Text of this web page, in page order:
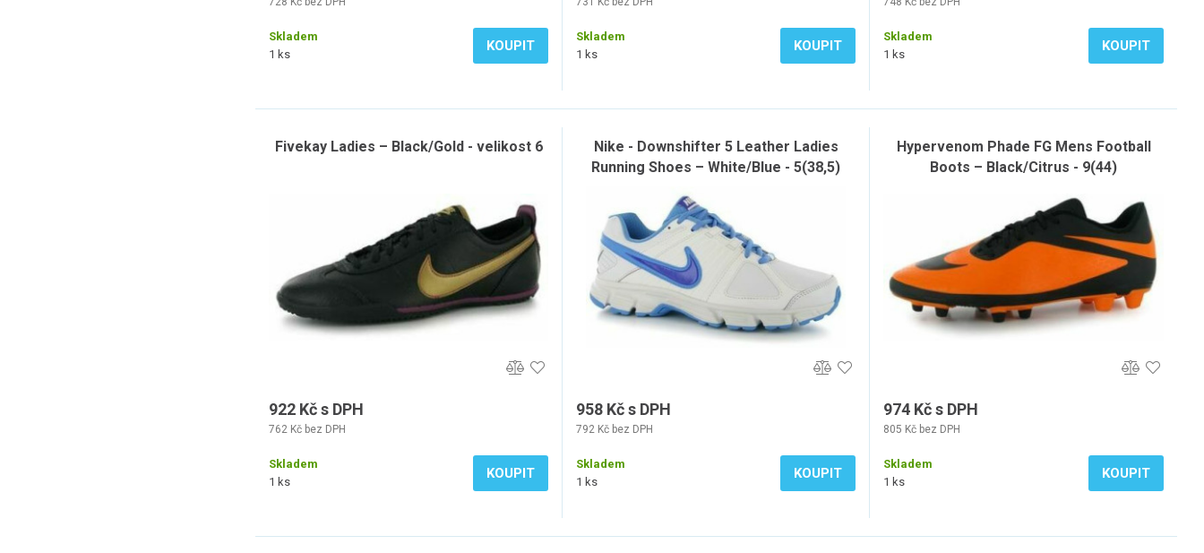
Skladem
1 ks
KOUPIT
Skladem
1 ks
KOUPIT
Skladem
1 ks
KOUPIT
Fivekay Ladies – Black/Gold - velikost 6
922 Kč s DPH
762 Kč bez DPH
Skladem
1 ks
KOUPIT
Nike - Downshifter 5 Leather Ladies
Running Shoes – White/Blue - 5(38,5)
958 Kč s DPH
792 Kč bez DPH
Skladem
1 ks
KOUPIT
Hypervenom Phade FG Mens Football
Boots – Black/Citrus - 9(44)
974 Kč s DPH
805 Kč bez DPH
Skladem
1 ks
KOUPIT